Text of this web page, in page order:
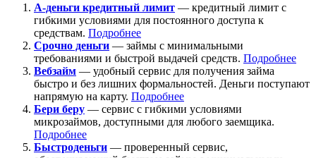
А-деньги кредитный лимит — кредитный лимит с
гибкими условиями для постоянного доступа к
средствам. Подробнее
Срочно деньги — займы с минимальными
требованиями и быстрой выдачей средств. Подробнее
Вебзайм — удобный сервис для получения займа
быстро и без лишних формальностей. Деньги поступают
напрямую на карту. Подробнее
Бери беру — сервис с гибкими условиями
микрозаймов, доступными для любого заемщика.
Подробнее
Быстроденьги — проверенный сервис,